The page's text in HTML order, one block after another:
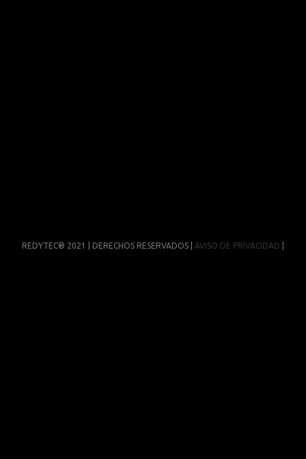
REDYTEC® 2021 | DERECHOS RESERVADOS | AVISO DE PRIVACIDAD